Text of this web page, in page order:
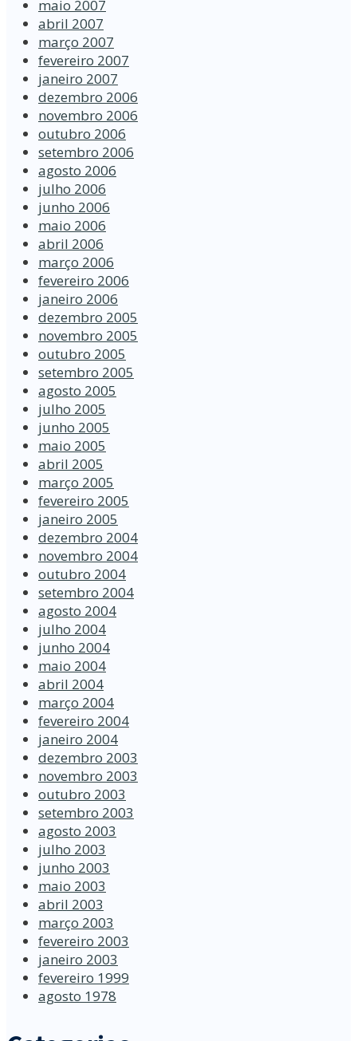
maio 2007
abril 2007
março 2007
fevereiro 2007
janeiro 2007
dezembro 2006
novembro 2006
outubro 2006
setembro 2006
agosto 2006
julho 2006
junho 2006
maio 2006
abril 2006
março 2006
fevereiro 2006
janeiro 2006
dezembro 2005
novembro 2005
outubro 2005
setembro 2005
agosto 2005
julho 2005
junho 2005
maio 2005
abril 2005
março 2005
fevereiro 2005
janeiro 2005
dezembro 2004
novembro 2004
outubro 2004
setembro 2004
agosto 2004
julho 2004
junho 2004
maio 2004
abril 2004
março 2004
fevereiro 2004
janeiro 2004
dezembro 2003
novembro 2003
outubro 2003
setembro 2003
agosto 2003
julho 2003
junho 2003
maio 2003
abril 2003
março 2003
fevereiro 2003
janeiro 2003
fevereiro 1999
agosto 1978